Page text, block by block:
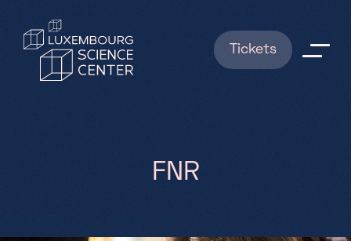
Tickets
F N R